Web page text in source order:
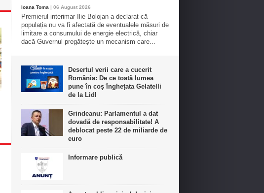
Ioana Toma | 06 August 2026
Premierul interimar Ilie Bolojan a declarat că
populația nu va fi afectată de eventualele măsuri de
limitare a consumului de energie electrică, chiar
dacă Guvernul pregătește un mecanism care...
Desertul verii care a cucerit
România: De ce toată lumea
pune în coș înghețata Gelatelli
de la Lidl
Grindeanu: Parlamentul a dat
dovadă de responsabilitate! A
deblocat peste 22 de miliarde de
euro
Informare publică